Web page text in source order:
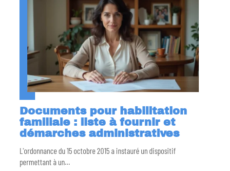
Documents pour habilitation
familiale : liste à fournir et
démarches administratives
L'ordonnance du 15 octobre 2015 a instauré un dispositif
permettant à un…